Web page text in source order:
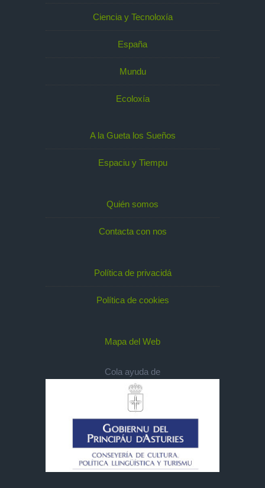
Ciencia y Tecnoloxía
España
Mundu
Ecoloxía
A la Gueta los Sueños
Espaciu y Tiempu
Quién somos
Contacta con nos
Política de privacidá
Política de cookies
Mapa del Web
Cola ayuda de